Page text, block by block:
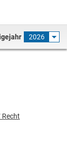
2026
Recht